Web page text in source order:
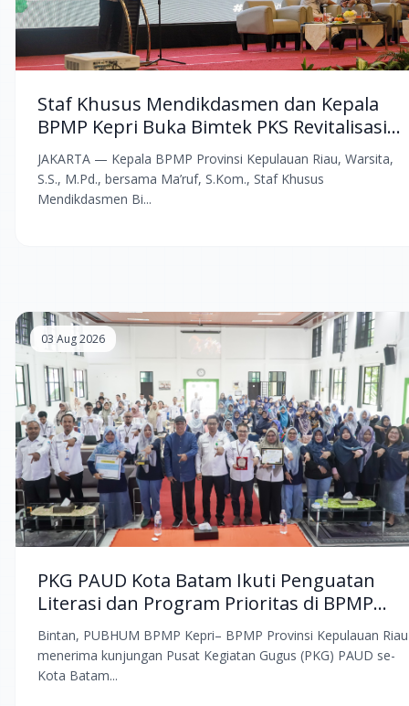
Staf Khusus Mendikdasmen dan Kepala
BPMP Kepri Buka Bimtek PKS Revitalisasi
SD 2026 di Merlynn Park Jakarta
JAKARTA — Kepala BPMP Provinsi Kepulauan Riau, Warsita,
S.S., M.Pd., bersama Ma’ruf, S.Kom., Staf Khusus
Mendikdasmen Bi...
03 Aug 2026
PKG PAUD Kota Batam Ikuti Penguatan
Literasi dan Program Prioritas di BPMP
Kepri
Bintan, PUBHUM BPMP Kepri– BPMP Provinsi Kepulauan Riau
menerima kunjungan Pusat Kegiatan Gugus (PKG) PAUD se-
Kota Batam...